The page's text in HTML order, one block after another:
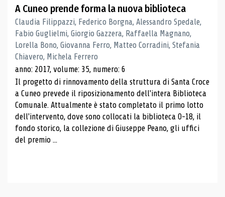
A Cuneo prende forma la nuova biblioteca
Claudia Filippazzi, Federico Borgna, Alessandro Spedale,
Fabio Guglielmi, Giorgio Gazzera, Raffaella Magnano,
Lorella Bono, Giovanna Ferro, Matteo Corradini, Stefania
Chiavero, Michela Ferrero
anno: 2017, volume: 35, numero: 6
Il progetto di rinnovamento della struttura di Santa Croce
a Cuneo prevede il riposizionamento dell'intera Biblioteca
Comunale. Attualmente è stato completato il primo lotto
dell'intervento, dove sono collocati la biblioteca 0-18, il
fondo storico, la collezione di Giuseppe Peano, gli uffici
del premio ...